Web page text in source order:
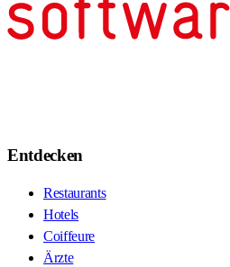
Entdecken
Restaurants
Hotels
Coiffeure
Ärzte